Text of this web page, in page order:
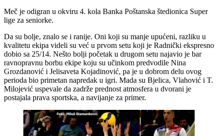
Meč je odigran u okviru 4. kola Banka Poštanska štedionica Super
lige za seniorke.
Da su bolje, znalo se i ranije. Oni koji su manje upućeni, razliku u
kvalitetu ekipa videli su već u prvom setu koji je Radnički ekspresno
dobio sa 25/14. Nešto bolji početak u drugom setu najavio je bar
ravnopravnu borbu ekipe koju su učinkom predvodile Nina
Grozdanović i Jelisaveta Kojadinović, pa je u dobrom delu ovog
perioda bio primetan napredak u igri. Mada su Bjelica, Vlahović i T.
Milojević uspevale da zadrže prednost atmosfera u dvorani je
postajala prava sportska, a navijanje za primer.